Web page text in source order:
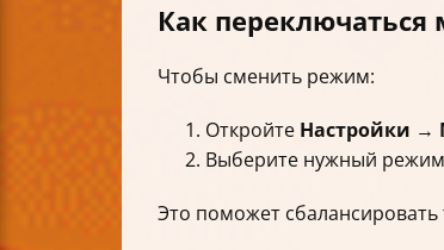
Как
Чтобы сменить режим:
Откройте Настройки →
Выберите нужный режим
Это поможет